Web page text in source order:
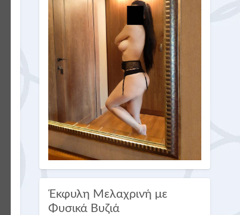
Έκφυλη Μελαχρινή με
Φυσικά Βυζιά